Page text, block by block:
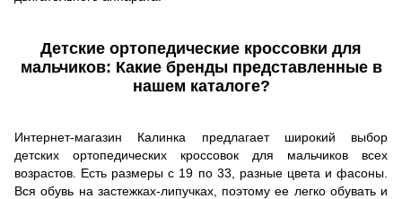
Детские ортопедические кроссовки для
мальчиков: Какие бренды представленные в
нашем каталоге?
Интернет-магазин Калинка предлагает широкий выбор
детских ортопедических кроссовок для мальчиков всех
возрастов. Есть размеры с 19 по 33, разные цвета и фасоны.
Вся обувь на застежках-липучках, поэтому ее легко обувать и